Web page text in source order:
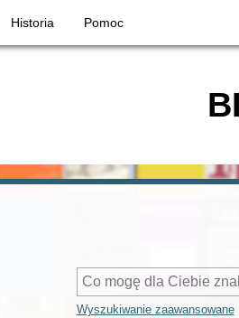
Historia Pomoc
Wyszukiwanie zaawansowane